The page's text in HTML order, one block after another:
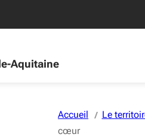
Aquitaine
Accueil Le
cœur